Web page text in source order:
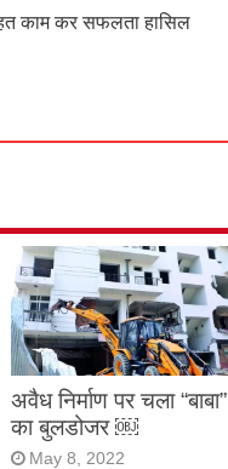
काम कर सफलता हासिल
अवैध निर्माण पर चला “बाबा”
का बुलडोजर ￼
May 8, 2022